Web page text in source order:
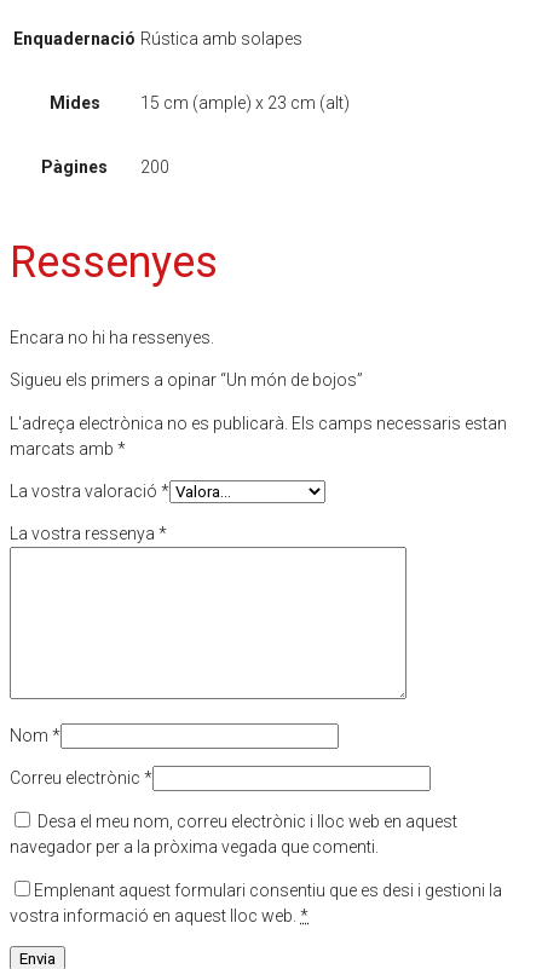
Enquadernació Rústica amb solapes
Mides 15 cm (ample) x 23 cm (alt)
Pàgines 200
Ressenyes
Encara no hi ha ressenyes.
Sigueu els primers a opinar “Un món de bojos”
L'adreça electrònica no es publicarà. Els camps necessaris estan
marcats amb *
La vostra valoració *
La vostra ressenya *
Nom *
Correu electrònic *
Desa el meu nom, correu electrònic i lloc web en aquest
navegador per a la pròxima vegada que comenti.
Emplenant aquest formulari consentiu que es desi i gestioni la
vostra informació en aquest lloc web. *